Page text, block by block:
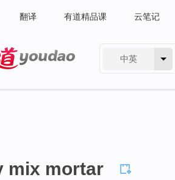
翻译 有道精品课 云笔记
中英
mix mortar